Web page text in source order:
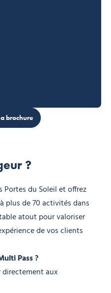
brochure
?
du Soleil et offrez
plus de 70 activités dans
atout pour valoriser
de vos clients
Pass ?
aux